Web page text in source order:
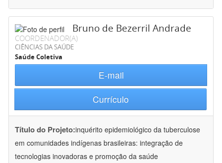
Bruno de Bezerril Andrade
COORDENADOR(A)
CIÊNCIAS DA SAÚDE
Saúde Coletiva
E-mail
Currículo
Título do Projeto:inquérito epidemiológico da tuberculose
em comunidades indígenas brasileiras: integração de
tecnologias inovadoras e promoção da saúde